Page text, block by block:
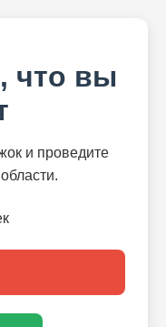
что вы
и проведите